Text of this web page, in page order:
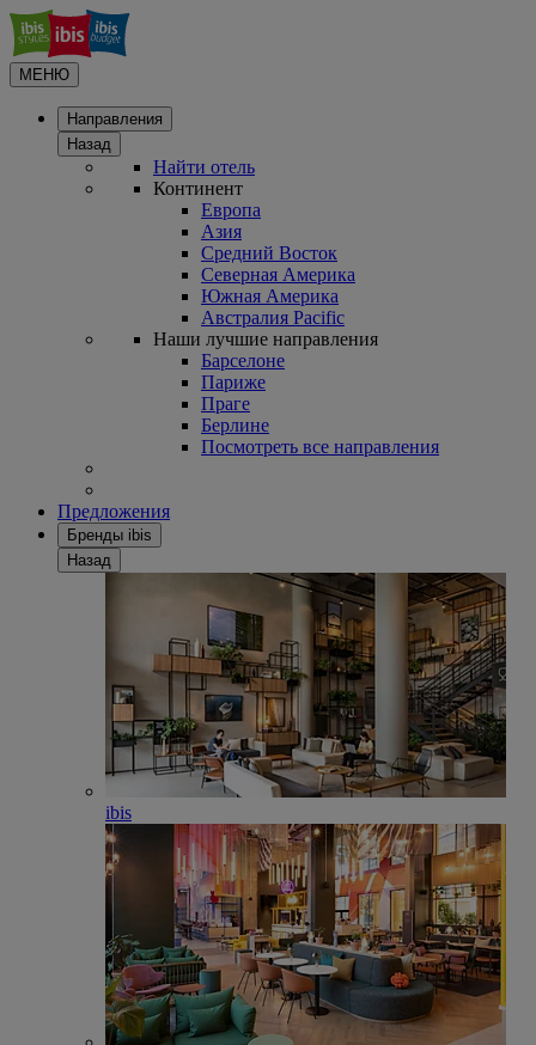
МЕНЮ
Направления
Назад
Найти отель
Континент
Европа
Азия
Средний Восток
Северная Америка
Южная Америка
Австралия Pacific
Наши лучшие направления
Барселоне
Париже
Праге
Берлине
Посмотреть все направления
Предложения
Бренды ibis
Назад
ibis